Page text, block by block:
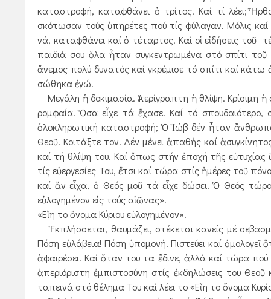
καταστροφή, καταφθάνει ὁ τρίτος. Καί τί λέει;
σκότωσαν τούς ὑπηρέτες πού τίς φύλαγαν. Μόλις
νά, καταφθάνει καί ὁ τέταρτος. Καί οἱ εἰδήσεις τοῦ
παιδιά σου ὅλα ἦταν συγκεντρωμένα στό σπίτι τοῦ
ἄνεμος πολύ δυνατός καί γκρέμισε τό σπίτι καί
σώθηκα ἐγώ.
Μεγάλη ἡ δοκιμασία. Ἀπερίγραπτη ἡ θλίψη. Κρίσιμη
ρομφαία. Ὅσα εἶχε τά ἔχασε. Καί τό
ὁλοκληρωτική καταστροφή; Ὁ Ἰώβ δέν ἦταν
Θεοῦ. Κοιτάξτε τον. Δέν μένει ἀπαθής καί
καί τή θλίψη του. Καί ὅπως στήν ἐποχή τῆς
τίς εὐεργεσίες Του, ἔτσι καί τώρα στίς ἡμέρες τοῦ
καί ἄν εἶχα, ὁ Θεός μοῦ τά εἶχε δώσει. Ὁ Θεός
εὐλογημένον εἰς τούς αἰῶνας».
«Εἴη το ὄνομα Κύριου εὐλογημένον».
Ἐκπλήσσεται, θαυμάζει, στέκεται κανείς μέ
Πόση εὐλάβεια! Πόση ὑπομονή! Πιστεύει καί
ἀφαιρέσει. Καί ὅταν του τα ἔδινε, ἀλλά καί τώρα πού
ἀπεριόριστη ἐμπιστοσύνη στίς ἐκδηλώσεις του
ταπεινά στό θέλημα Του καί λέει το «Εἴη το ὄνομα